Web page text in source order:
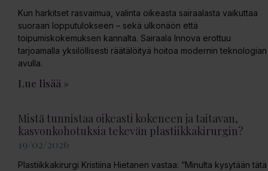
Kun harkitset rasvaimua, valinta oikeasta sairaalasta vaikuttaa
suoraan lopputulokseen – sekä ulkonäön että
toipumiskokemuksen kannalta. Sairaala Innova erottuu
tarjoamalla yksilöllisesti räätälöityä hoitoa modernin teknologian
avulla.
Lue lisää »
Mistä tunnistaa oikeasti kokeneen ja taitavan,
kasvonkohotuksia tekevän plastiikkakirurgin?
19/02/2026
Plastiikkakirurgi Kristiina Hietanen vastaa: ”Minulta kysytään tätä